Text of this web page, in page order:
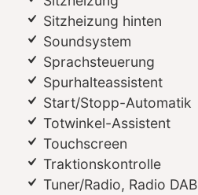
Sitzheizung hinten
Soundsystem
Sprachsteuerung
Spurhalteassistent
Start/Stopp-Automatik
Totwinkel-Assistent
Touchscreen
Traktionskontrolle
Tuner/Radio, Radio DAB